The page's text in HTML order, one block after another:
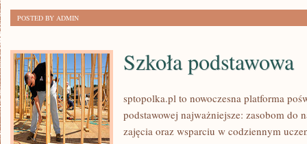
POSTED BY ADMIN
Szkoła podstawowa
sptopolka.pl to nowoczesna platforma
podstawowej najważniejsze: zasobom do
zajęcia oraz wsparciu w codziennym